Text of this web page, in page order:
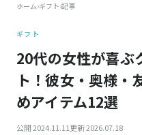
ホーム›ギフト›記事
ギフト
20代の女性が喜ぶ
ト！彼女・奥様・
めアイテム12選
公開 2024.11.11更新 2026.07.18